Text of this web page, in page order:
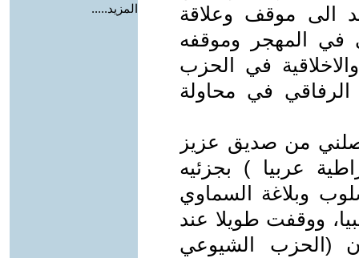
الى موقف وعلاقة
في المهجر وموقفه
في الحزب
في محاولة
من صديق عزيز
عربيا ) بجزئيه
وبلاغة السماوي
ووقفت طويلا عند
(الحزب الشيوعي
المزيد.....